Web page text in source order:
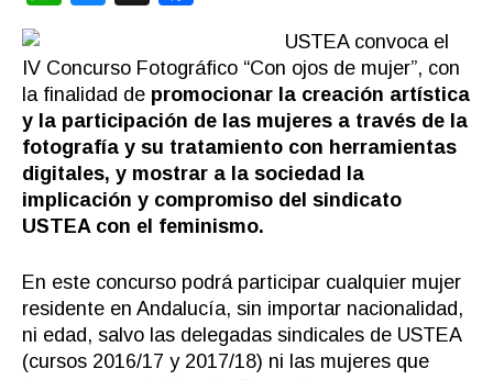
USTEA convoca el
IV Concurso Fotográfico “Con ojos de mujer”, con
la finalidad de promocionar la creación artística
y la participación de las mujeres a través de la
fotografía y su tratamiento con herramientas
digitales, y mostrar a la sociedad la
implicación y compromiso del sindicato
USTEA con el feminismo.
En este concurso podrá participar cualquier mujer
residente en Andalucía, sin importar nacionalidad,
ni edad, salvo las delegadas sindicales de USTEA
(cursos 2016/17 y 2017/18) ni las mujeres que